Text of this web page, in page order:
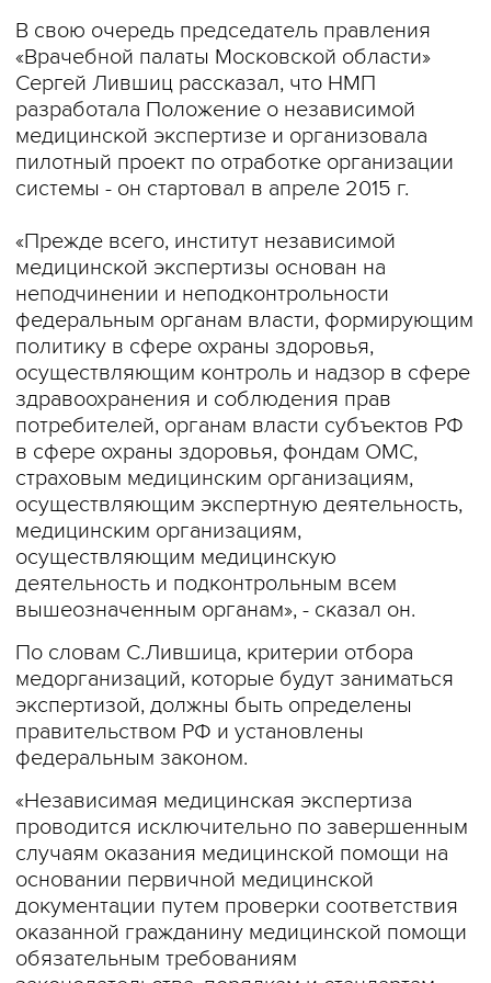
В свою очередь председатель правления
«Врачебной палаты Московской области»
Сергей Лившиц рассказал, что НМП
разработала Положение о независимой
медицинской экспертизе и организовала
пилотный проект по отработке организации
системы - он стартовал в апреле 2015 г.
«Прежде всего, институт независимой
медицинской экспертизы основан на
неподчинении и неподконтрольности
федеральным органам власти, формирующим
политику в сфере охраны здоровья,
осуществляющим контроль и надзор в сфере
здравоохранения и соблюдения прав
потребителей, органам власти субъектов РФ
в сфере охраны здоровья, фондам ОМС,
страховым медицинским организациям,
осуществляющим экспертную деятельность,
медицинским организациям,
осуществляющим медицинскую
деятельность и подконтрольным всем
вышеозначенным органам», - сказал он.
По словам С.Лившица, критерии отбора
медорганизаций, которые будут заниматься
экспертизой, должны быть определены
правительством РФ и установлены
федеральным законом.
«Независимая медицинская экспертиза
проводится исключительно по завершенным
случаям оказания медицинской помощи на
основании первичной медицинской
документации путем проверки соответствия
оказанной гражданину медицинской помощи
обязательным требованиям